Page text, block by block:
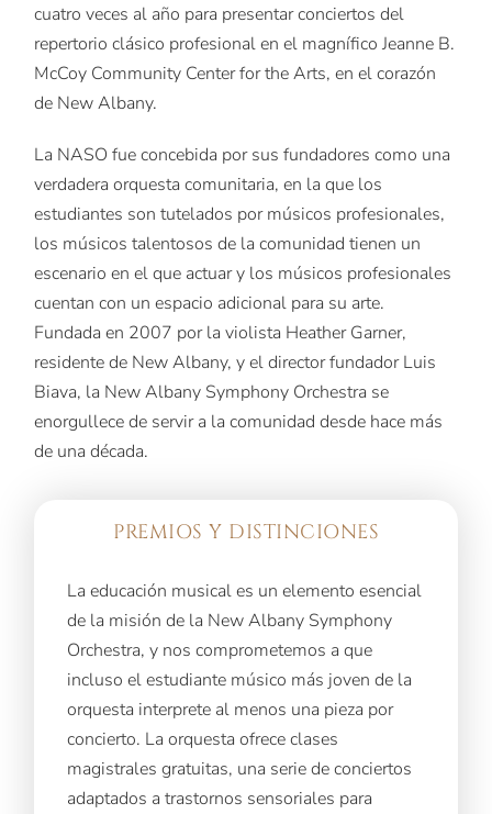
cuatro veces al año para presentar conciertos del
repertorio clásico profesional en el magnífico Jeanne B.
McCoy Community Center for the Arts, en el corazón
de New Albany.
La NASO fue concebida por sus fundadores como una
verdadera orquesta comunitaria, en la que los
estudiantes son tutelados por músicos profesionales,
los músicos talentosos de la comunidad tienen un
escenario en el que actuar y los músicos profesionales
cuentan con un espacio adicional para su arte.
Fundada en 2007 por la violista Heather Garner,
residente de New Albany, y el director fundador Luis
Biava, la New Albany Symphony Orchestra se
enorgullece de servir a la comunidad desde hace más
de una década.
PREMIOS Y DISTINCIONES
La educación musical es un elemento esencial
de la misión de la New Albany Symphony
Orchestra, y nos comprometemos a que
incluso el estudiante músico más joven de la
orquesta interprete al menos una pieza por
concierto. La orquesta ofrece clases
magistrales gratuitas, una serie de conciertos
adaptados a trastornos sensoriales para